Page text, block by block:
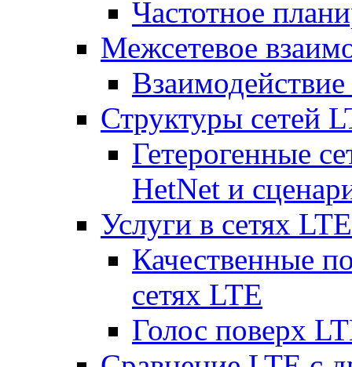
Частотное
Межсетевое
Структуры сетей
Гетерогенные
HetNet и
Услуги в сетях LTE
Качественные
сетях LTE
Голос поверх